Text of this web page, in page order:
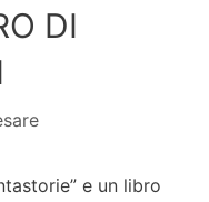
DI
e un libro